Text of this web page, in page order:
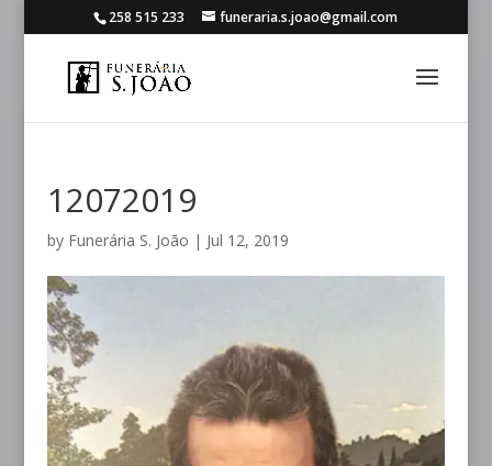
258 515 233 funeraria.s.joao@gmail.com
12072019
by Funerária S. João | Jul 12, 2019